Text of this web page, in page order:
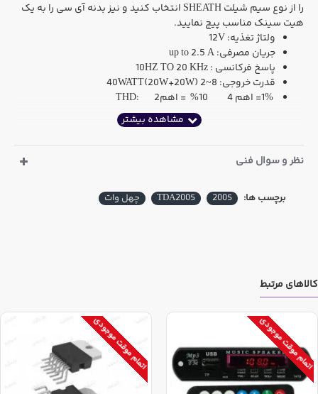
را از نوع سیم شیلت SHEATH انتخاب کنید و نیز بدنه آی سی را به یک
هیت سینک مناسب پیچ نمایید.
ولتاژ تغذیه: 12V
جریان مصرفی: up to 2.5 A
پاسخ فرکانسی : 10HZ TO 20 KHz
قدرت خروجی: 40WATT(20W+20W) 2~8
نظر و سوال فنی
برچسب ها: 2005
TDA2005 چهل وات
کالاهای مرتبط
اتمام موقت موجودی اتمام موقت موجودی